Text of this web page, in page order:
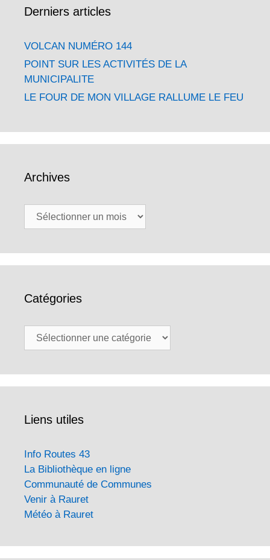
Derniers articles
VOLCAN NUMÉRO 144
POINT SUR LES ACTIVITÉS DE LA
MUNICIPALITE
LE FOUR DE MON VILLAGE RALLUME LE FEU
Archives
Archives
Catégories
Catégories
Liens utiles
Info Routes 43
La Bibliothèque en ligne
Communauté de Communes
Venir à Rauret
Météo à Rauret